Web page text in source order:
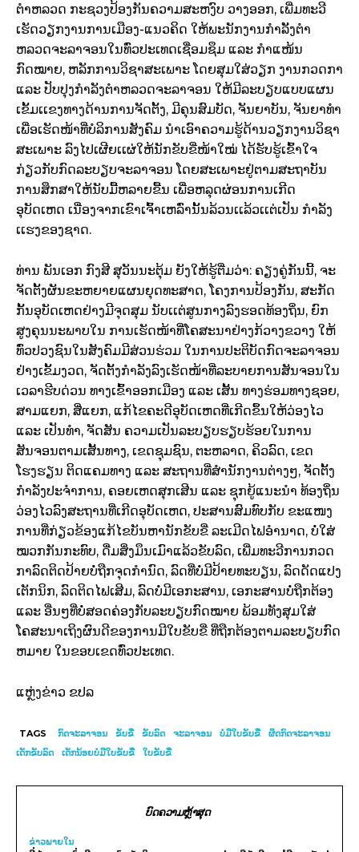
ຕຳຫລວດ ກະຊວງປ້ອງກັນຄວາມສະຫງົບ ວາງອອກ, ເພີ່ມທະວີ
ເຮັດວຽກງານການເມືອງ-ແນວຄິດ ໃຫ້ພະນັກງານກໍາລັັງຕໍາ
ຫລວດຈະລາຈອນໃນທົ່ວປະເທດເຊື່ອມຊຶມ ແລະ ກໍາແໜ້ນ
ກົດໝາຍ, ຫລັກການວິຊາສະເພາະ ໂດຍສຸມໃສ່ວຽກ ງານກວດກາ
ແລະ ປັບປຸງກຳລັງຕຳຫລວດຈະລາຈອນ ໃຫ້ມີລະບຽບແບບແຜນ
ເຂັ້ມເເຂງທາງດ້ານການຈັດຕັ້ງ, ມີຄຸນສົມບັດ, ຈັນຍາບັນ, ຈັນຍາທໍາ
ເພື່ອເຮັດໜ້າທີ່ບໍລິການສັງຄົມ ນໍາເອົາຄວາມຮູ້ດ້ານວຽກງານວິຊາ
ສະເພາະ ລົງໄປເຜີຍເເຜ່ໃຫ້ນັກຂັບຂີ່ໜ້າໃໝ່ ໄດ້ຮັບຮູ້ເຂົ້າໃຈ
ກ່ຽວກັບກົດລະບຽບຈະລາຈອນ ໂດຍສະເພາະຢູ່ຕາມສະຖາບັນ
ການສຶກສາໃຫ້ນັບມື້ຫລາຍຂື້ນ ເພື່ອຫລຸດຜ່ອນການເກີດ
ອຸບັດເຫດ ເນື່ອງຈາກເຂົາເຈົ້າເຫລົ່ານັ້ນລ້ວນເເລ້ວເເຕ່ເປັນ ກໍາລັງ
ເເຮງຂອງຊາດ.
ທ່ານ ພັນເອກ ກົງສີ ສຸວັນນະຕຸ້ມ ຍັງໃຫ້ຮູ້ຕື່ມວ່າ: ຄຽງຄູ່ກັນນີ້, ຈະ
ຈັດຕັ້ງຜັນຂະຫຍາຍແຜນຍຸດທະສາດ, ໂຄງການປ້ອງກັນ, ສະກັດ
ກັ້ນອຸບັດເຫດຢ່າງມີຈຸດສຸມ ນັບເເຕ່ສູນກາງລົງຮອດທ້ອງຖິ່ນ, ຍົກ
ສູງຄຸນນະພາບໃນ ການເຮັດໜ້າທີ່ໂຄສະນາຢ່າງກ້ວາງຂວາງ ໃຫ້
ທົ່ວປວງຊົນໃນສັງຄົມມີສ່ວນຮ່ວມ ໃນການປະຕິບັດກົດຈະລາຈອນ
ຢ່າງເຂັ້ມງວດ, ຈັດຕັ້ງກໍາລັງລົງເຮັດໜ້າທີ່ລະບາຍການສັນຈອນໃນ
ເວລາຮີບດ່ວນ ທາງເຂົ້າອອກເມືອງ ແລະ ເສັ້ນ ທາງຮ່ອມທາງຊອຍ,
ສາມແຍກ, ສີ່ແຍກ, ແກ້ໄຂຄະດີອຸບັດເຫດທີ່ເກີດຂຶ້ນໃຫ້ວ່ອງໄວ
ແລະ ເປັນທຳ, ຈັດສັນ ຄວາມເປັນລະບຽບຮຽບຮ້ອຍໃນການ
ສັນຈອນຕາມເສັ້ນທາງ, ເຂດຊຸມຊົນ, ຕະຫລາດ, ຄິວລົດ, ເຂດ
ໂຮງຮຽນ ຕິດແຄມທາງ ແລະ ສະຖານທີ່ສໍານັກງານຕ່າງໆ, ຈັດຕັ້ງ
ກໍາລັງປະຈຳການ, ຄອຍເຫດສຸກເສີນ ແລະ ຊຸກຍູ້ແນະນໍາ ທ້ອງຖິ່ນ
ວ່ອງໄວລົງສະຖານທີ່ເກີດອຸບັດເຫດ, ປະສານສົມທົບກັບ ຂະແໜງ
ການທີ່ກ່ຽວຂ້ອງແກ້ໄຂບັນຫານັກຂັບຂີ່ ລະເມີດໄຟອໍານາດ, ບໍ່ໃສ່
ໝວກກັນກະທົບ, ດື່ມສິ່ງມຶນເມົາແລ້ວຂັບລົດ, ເພີ່ມທະວີການກວດ
ກາລົດຕິດປ້າຍບໍ່ຖືກຈຸດກໍານົດ, ລົດທີ່ບໍ່ມີປ້າຍທະບຽນ, ລົດດັດແປງ
ເຕັກນິກ, ລົດຕິດໄຟເສີມ, ລົດບໍ່ມີເອກະສານ, ເອກະສານບໍ່ຖືກຕ້ອງ
ແລະ ອື່ນໆທີ່ບໍ່ສອດຄ່ອງກັບລະບຽບກົດໝາຍ ພ້ອມທັງສຸມໃສ່
ໂຄສະນາເຖິງຜົນດີຂອງການມີໃບຂັບຂີ່ ທີ່ຖືກຕ້ອງຕາມລະບຽບກົດ
ຫມາຍ ໃນຂອບເຂດທົ່ວປະເທດ.
ແຫຼ່ງຂ່າວ ຂປລ
TAGS ກົດຈະລາຈອນ ຂັບຂີ່ ຂັບລົດ ຈະລາຈອນ ບໍ່ມີໃບຂັບຂີ່
ຜິດກົດຈະລາຈອນ
ເດັກຂັບລົດ
ເດັກນ້ອຍບໍ່ມີໃບຂັບຂີ່ ໃບຂັບຂີ່
ບົດຄວາມຫຼ້າສຸດ
ຂ່າວພາຍ​ໃນ